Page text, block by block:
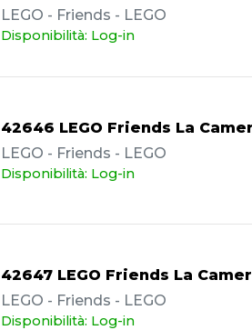
LEGO - Friends - LEGO
Disponibilità: Log-in
42646 LEGO Friends La
LEGO - Friends - LEGO
Disponibilità: Log-in
42647 LEGO Friends La
LEGO - Friends - LEGO
Disponibilità: Log-in